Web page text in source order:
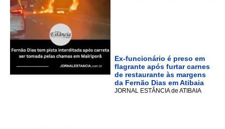
Ex-funcionário é preso em
flagrante após furtar carnes
de restaurante às margens
da Fernão Dias em Atibaia
JORNAL ESTÂNCIA de ATIBAIA